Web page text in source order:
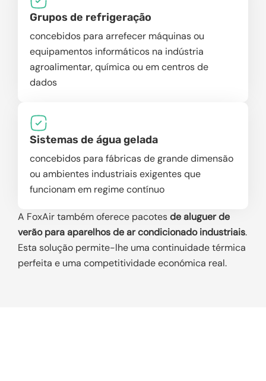
Grupos de refrigeração
concebidos para arrefecer máquinas ou
equipamentos informáticos na indústria
agroalimentar, química ou em centros de
dados
Sistemas de água gelada
concebidos para fábricas de grande dimensão
ou ambientes industriais exigentes que
funcionam em regime contínuo
A FoxAir também oferece pacotesde aluguer de
verão para aparelhos de ar condicionado industriais.
Esta solução permite-lhe uma continuidade térmica
perfeita e uma competitividade económica real.